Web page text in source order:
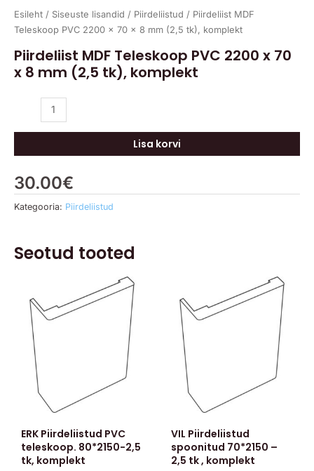
Esileht / Siseuste lisandid / Piirdeliistud / Piirdeliist MDF
Teleskoop PVC 2200 x 70 x 8 mm (2,5 tk), komplekt
Piirdeliist MDF Teleskoop PVC 2200 x 70
x 8 mm (2,5 tk), komplekt
30.00€
Lisa korvi
Kategooria: Piirdeliistud
Seotud tooted
ERK Piirdeliistud PVC
teleskoop. 80*2150-2,5
tk, komplekt
VIL Piirdeliistud
spoonitud 70*2150 –
2,5 tk , komplekt